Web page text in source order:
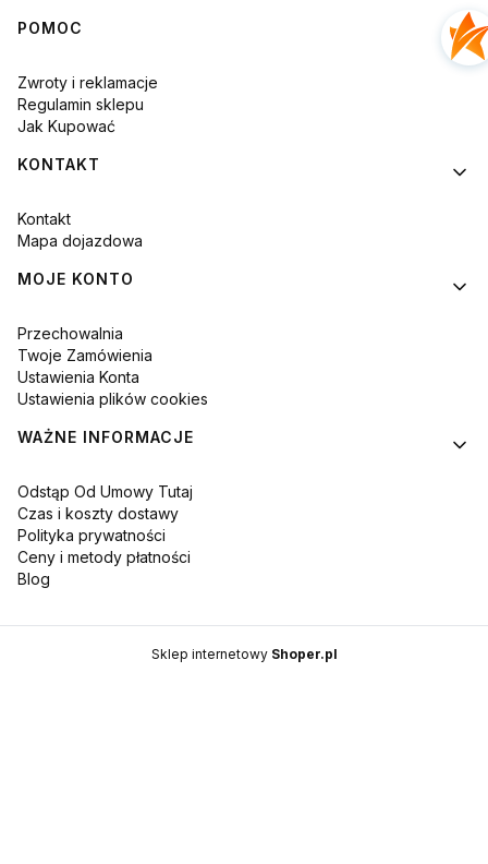
POMOC
Zwroty i reklamacje
Regulamin sklepu
Jak Kupować
KONTAKT
Kontakt
Mapa dojazdowa
MOJE KONTO
Przechowalnia
Twoje Zamówienia
Ustawienia Konta
Ustawienia plików cookies
WAŻNE INFORMACJE
Odstąp Od Umowy Tutaj
Czas i koszty dostawy
Polityka prywatności
Ceny i metody płatności
Blog
Sklep internetowy Shoper.pl